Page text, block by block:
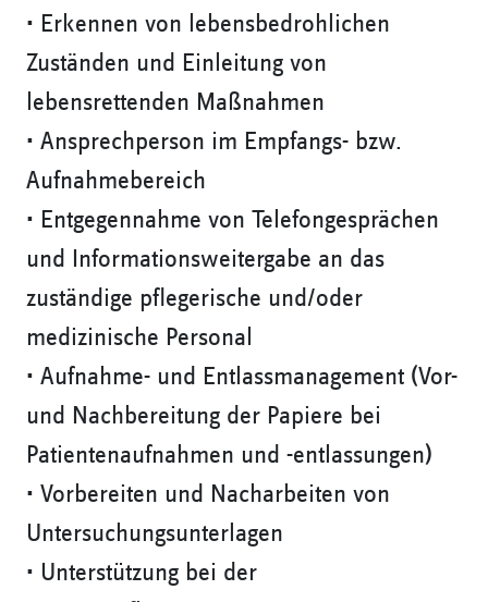
• Erkennen von lebensbedrohlichen
Zuständen und Einleitung von
lebensrettenden Maßnahmen
• Ansprechperson im Empfangs- bzw.
Aufnahmebereich
• Entgegennahme von Telefongesprächen
und Informationsweitergabe an das
zuständige pflegerische und/oder
medizinische Personal
• Aufnahme- und Entlassmanagement (Vor-
und Nachbereitung der Papiere bei
Patientenaufnahmen und -entlassungen)
• Vorbereiten und Nacharbeiten von
Untersuchungsunterlagen
• Unterstützung bei der